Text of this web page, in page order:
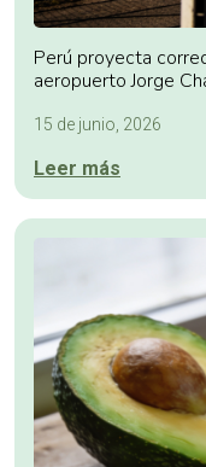
Perú proyecta
aeropuerto Jorge
15 de junio, 2026
Leer más